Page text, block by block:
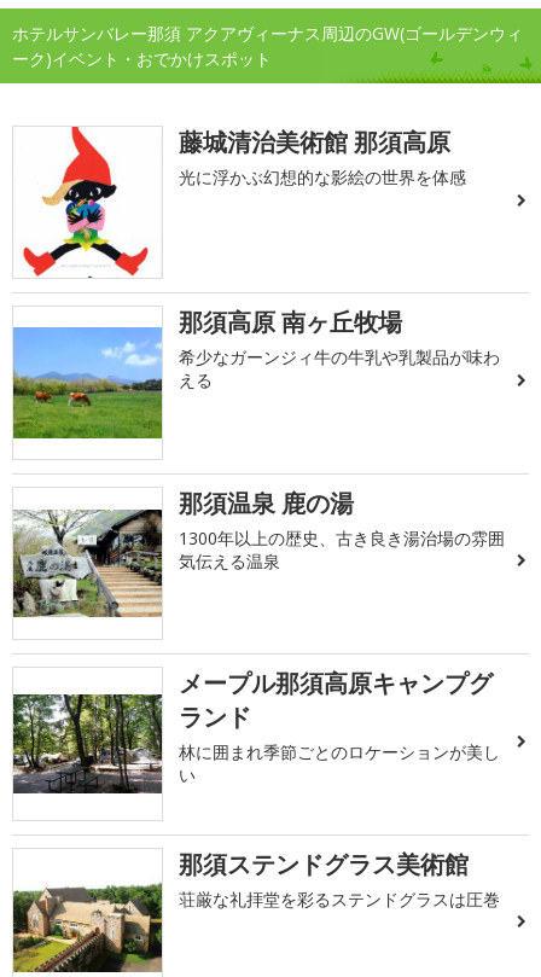
ホテルサンバレー那須 アクアヴィーナス周辺のGW(ゴールデンウィ
ーク)イベント・おでかけスポット
藤城清治美術館 那須高原
光に浮かぶ幻想的な影絵の世界を体感
那須高原 南ヶ丘牧場
希少なガーンジィ牛の牛乳や乳製品が味わ
える
那須温泉 鹿の湯
1300年以上の歴史、古き良き湯治場の雰囲
気伝える温泉
メープル那須高原キャンプグ
ランド
林に囲まれ季節ごとのロケーションが美し
い
那須ステンドグラス美術館
荘厳な礼拝堂を彩るステンドグラスは圧巻